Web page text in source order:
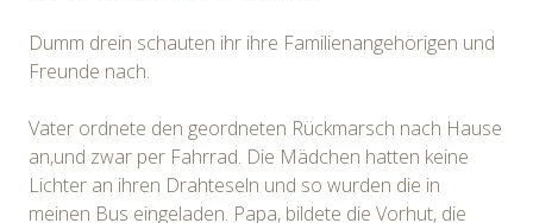
Dumm drein schauten ihr ihre Familienangehörigen und
Freunde nach.
Vater ordnete den geordneten Rückmarsch nach Hause
an,und zwar per Fahrrad. Die Mädchen hatten keine
Lichter an ihren Drahteseln und so wurden die in
meinen Bus eingeladen. Papa, bildete die Vorhut, die